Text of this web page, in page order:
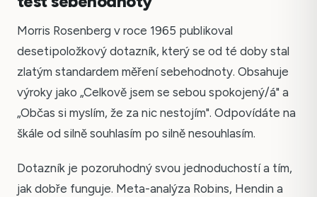
Morris Rosenberg v roce 1965 publikoval
desetipoložkový dotazník, který se od té doby stal
zlatým standardem měření sebehodnoty. Obsahuje
výroky jako „Celkově jsem se sebou spokojený/á" a
„Občas si myslím, že za nic nestojím". Odpovídáte na
škále od silně souhlasím po silně nesouhlasím.
Dotazník je pozoruhodný svou jednoduchostí a tím,
jak dobře funguje. Meta-analýza Robins, Hendin a